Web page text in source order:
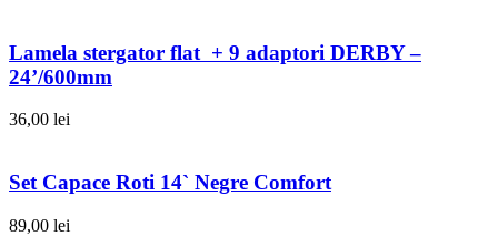
Lamela stergator flat + 9 adaptori DERBY –
24’/600mm
36,00 lei
Set Capace Roti 14` Negre Comfort
89,00 lei